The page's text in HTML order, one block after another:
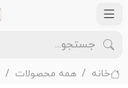
خانه همه محصولات